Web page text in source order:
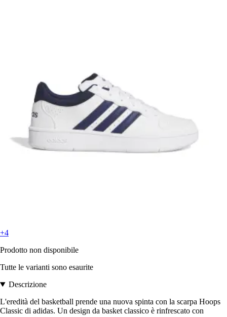
+4
Prodotto non disponibile
Tutte le varianti sono esaurite
Descrizione
L'eredità del basketball prende una nuova spinta con la scarpa Hoops
Classic di adidas. Un design da basket classico è rinfrescato con